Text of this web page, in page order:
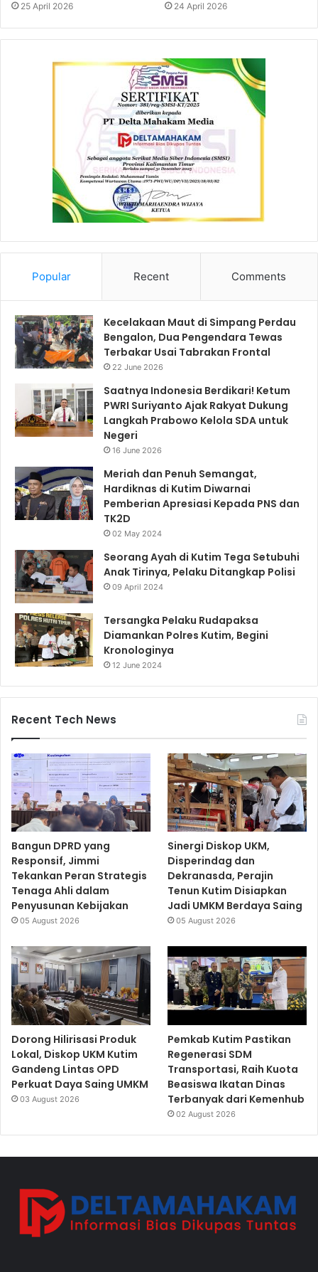
25 April 2026 24 April 2026
Popular Recent Comments
Kecelakaan Maut di Simpang Perdau
Bengalon, Dua Pengendara Tewas
Terbakar Usai Tabrakan Frontal
22 June 2026
Saatnya Indonesia Berdikari! Ketum
PWRI Suriyanto Ajak Rakyat Dukung
Langkah Prabowo Kelola SDA untuk
Negeri
16 June 2026
Meriah dan Penuh Semangat,
Hardiknas di Kutim Diwarnai
Pemberian Apresiasi Kepada PNS dan
TK2D
02 May 2024
Seorang Ayah di Kutim Tega Setubuhi
Anak Tirinya, Pelaku Ditangkap Polisi
09 April 2024
Tersangka Pelaku Rudapaksa
Diamankan Polres Kutim, Begini
Kronologinya
12 June 2024
Recent Tech News
Bangun DPRD yang
Responsif, Jimmi
Tekankan Peran Strategis
Tenaga Ahli dalam
Penyusunan Kebijakan
05 August 2026
Sinergi Diskop UKM,
Disperindag dan
Dekranasda, Perajin
Tenun Kutim Disiapkan
Jadi UMKM Berdaya Saing
05 August 2026
Dorong Hilirisasi Produk
Lokal, Diskop UKM Kutim
Gandeng Lintas OPD
Perkuat Daya Saing UMKM
03 August 2026
Pemkab Kutim Pastikan
Regenerasi SDM
Transportasi, Raih Kuota
Beasiswa Ikatan Dinas
Terbanyak dari Kemenhub
02 August 2026